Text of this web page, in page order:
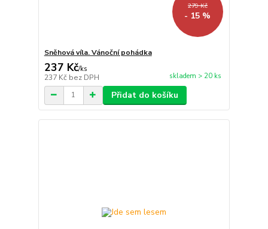
279 Kč
- 15 %
Sněhová víla. Vánoční pohádka
237 Kč/ks
237 Kč bez DPH skladem > 20 ks
Přidat do košíku